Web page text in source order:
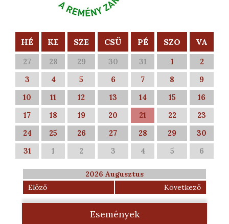
HÉ KE SZE CSÜ PÉ SZO VA
27 28 29 30 31 1
2
3
4 5 6 7 8
9
10
11 12 13 14 15
16
17
18 19 20 21 22
23
24
25 26 27 28 29
30
31
1 2 3 4 5 6
2026 Augusztus
Előző
Következő
Események